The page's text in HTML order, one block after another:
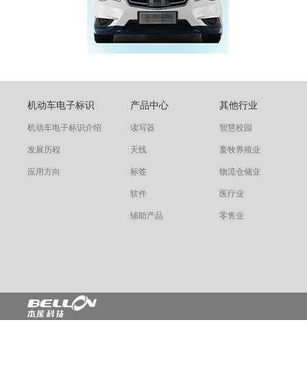
机动车电子标识
机动车电子标识介绍
发展历程
应用方向
产品中心
读写器
天线
标签
软件
辅助产品
其他行业
智慧校园
畜牧养殖业
物流仓储业
医疗业
零售业